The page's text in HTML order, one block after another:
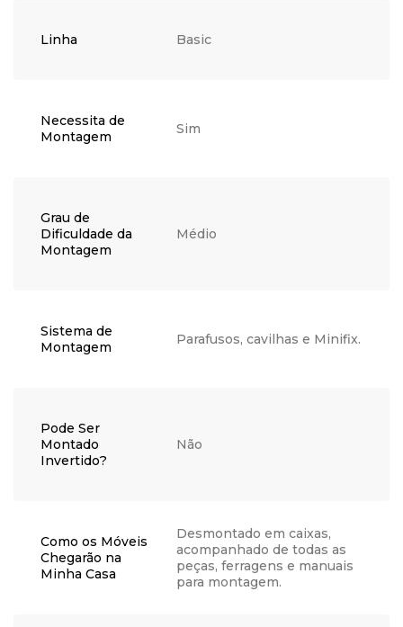
Linha Basic
Necessita de
Montagem
Sim
Grau de
Dificuldade da
Montagem
Médio
Sistema de
Montagem
Parafusos, cavilhas e Minifix.
Pode Ser
Montado
Invertido?
Não
Como os Móveis
Chegarão na
Minha Casa
Desmontado em caixas,
acompanhado de todas as
peças, ferragens e manuais
para montagem.